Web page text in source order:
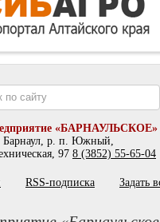
«БАРНАУЛЬСКОЕ»
Барнаул, р. п. Южный,
97 8 (3852) 55-65-04
RSS-подписка Задать